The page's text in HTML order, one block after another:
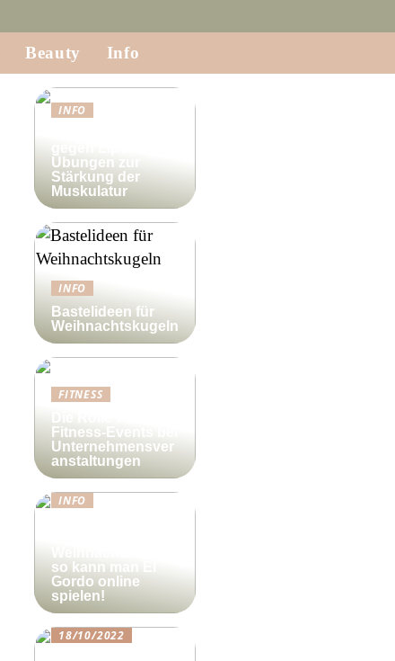
Beauty Info
INFO
Übungen zur
Stärkung der
Muskulatur
INFO
Bastelideen für
Weihnachtskugeln
FITNESS
Fitness-Events bei
Unternehmensver
anstaltungen
INFO
so kann man El
Gordo online
spielen!
18/10/2022